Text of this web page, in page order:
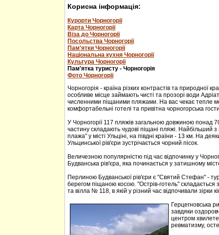
Корисна інформація:
Курорти Чорногорії
Карта Чорногорії
Віза до Чорногорії
Посольства Чорногорії
Пам'ятки Чорногорії
Національна кухня Чорногорії
Культура Чорногорії
Пам'ятка туристу - Чорногорія
Фото Чорногорії
Чорногорія - країна різких контрастів та природної
особливе місце займають чисті та прозорі води
численними піщаними пляжами. На вас чекає тепле
комфортабельні готелі та привітна чорногорська
У Чорногорії 117 пляжів загальною довжиною понад
частину складають чудові піщані пляжі. Найбільший
плажа" у місті Ульціні, на півдні країни - 13 км. На
Ульцинської рів'єри зустрічається чорний пісок.
Величезною популярністю під час відпочинку у
Будванська рів'єра, яка починається у затишному
Перлиною Будванської рів'єри є "Святий Стефан" -
берегом піщаною косою. "Острів-готель"
та вілла № 118, в якій у різний час відпочивали зірки
Герцегновська
завдяки
центром
ревматизму,